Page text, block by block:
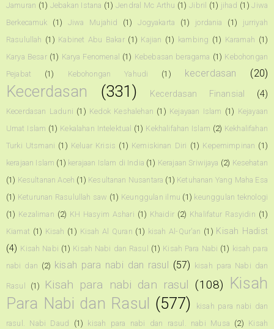
Jamuran (1) Jebakan Istana (1) Jendral Mc Arthu (1) Jibril (1) jihad (1) Jiwa
Berkecamuk
(1) Jiwa Mujahid (1) Jogyakarta (1) jordania (1)
jurriyah
Rasulullah (1) Kabinet Abu Bakar (1) Kajian (1) kambing (1) Karamah (1)
Karya Besar (1) Karya Fenomenal (1) Kebebasan beragama (1) Kebohongan
Pejabat
(1) Kebohongan Yahudi (1) kecerdasan (20)
Kecerdasan (331) Kecerdasan Finansial (4)
Kecerdasan Laduni (1) Kedok Keshalehan (1) Kejayaan Islam (1) Kejayaan
Umat Islam (1) Kekalahan Intelektual (1) Kekhalifahan Islam (2) Kekhalifahan
Turki Utsmani (1) Keluar Krisis (1) Kemiskinan Diri (1) Kepemimpinan (1)
kerajaan Islam (1) kerajaan Islam di India (1) Kerajaan Sriwijaya (2) Kesehatan
(1) Kesultanan Aceh (1) Kesultanan Nusantara (1) Ketuhanan Yang Maha Esa
(1) Keturunan Rasulullah saw (1) Keunggulan ilmu (1) keunggulan teknologi
(1) Kezaliman (2) KH Hasyim Ashari (1) Khaidir (2) Khalifatur Rasyidin (1)
Kiamat (1) Kisah (1) Kisah Al Quran (1) kisah Al-Qur'an (1) Kisah Hadist
(4) Kisah Nabi (1) Kisah Nabi dan Rasul (1) Kisah Para Nabi (1) kisah para
nabi dan (2) kisah para nabi dan rasul (57) kisah para Nabi dan
Rasul (1) Kisah para nabi dan rasul (108) Kisah
Para Nabi dan Rasul (577)
kisah para nabi dan
rasul. Nabi Daud
(1) kisah para nabi dan rasul. nabi Musa (2) Kisah